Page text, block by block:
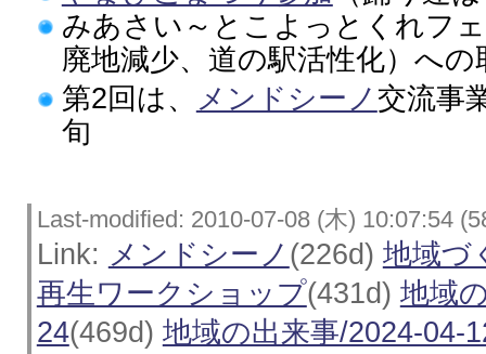
みあさい～とこよっとくれフ
廃地減少、道の駅活性化）への
第2回は、
メンドシーノ 交流事
旬
Last-modified: 2010-07-08 (木) 10:07:54
Link: メンドシーノ (226d) 地域づ
再生ワークショップ(431d) 地域
24(469d) 地域の出来事/2024-04-